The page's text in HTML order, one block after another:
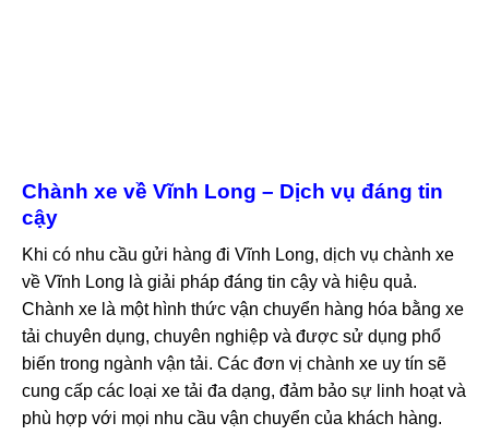
Chành xe về Vĩnh Long – Dịch vụ đáng tin
cậy
Khi có nhu cầu gửi hàng đi Vĩnh Long, dịch vụ chành xe
về Vĩnh Long là giải pháp đáng tin cậy và hiệu quả.
Chành xe là một hình thức vận chuyển hàng hóa bằng xe
tải chuyên dụng, chuyên nghiệp và được sử dụng phổ
biến trong ngành vận tải. Các đơn vị chành xe uy tín sẽ
cung cấp các loại xe tải đa dạng, đảm bảo sự linh hoạt và
phù hợp với mọi nhu cầu vận chuyển của khách hàng.